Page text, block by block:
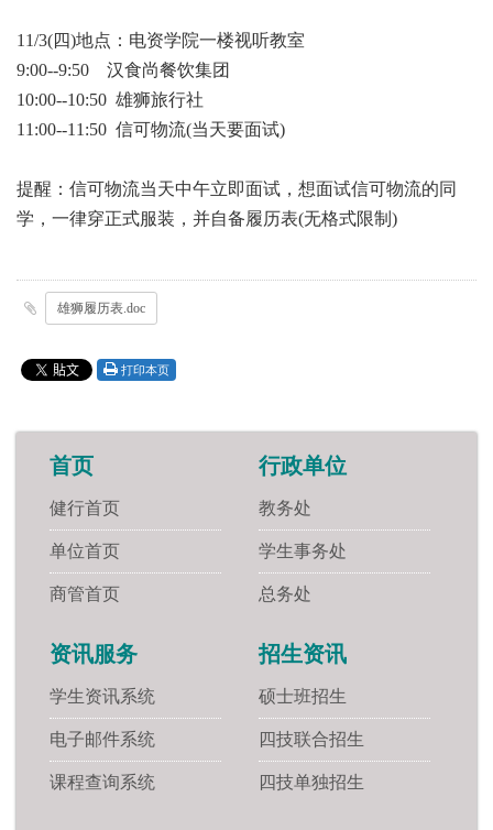
11/3(四)地点：电资学院一楼视听教室
9:00--9:50 汉食尚餐饮集团
10:00--10:50 雄狮旅行社
11:00--11:50 信可物流(当天要面试)
提醒：信可物流当天中午立即面试，想面试信可物流的同
学，一律穿正式服装，并自备履历表(无格式限制)
雄狮履历表.doc
打印本页
首页
健行首页
单位首页
商管首页
行政单位
教务处
学生事务处
总务处
资讯服务
学生资讯系统
电子邮件系统
课程查询系统
招生资讯
硕士班招生
四技联合招生
四技单独招生